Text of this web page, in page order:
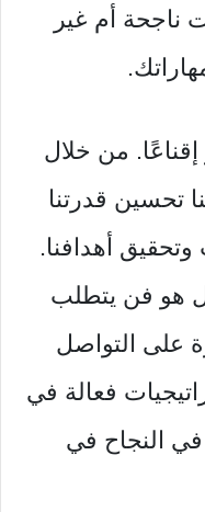
ناجحة أم غير
من خلال
تحسين قدرتنا
وتحقيق أهدافنا.
هو فن يتطلب
على التواصل
فعالة في
في النجاح في